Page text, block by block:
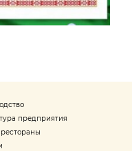
предприятия